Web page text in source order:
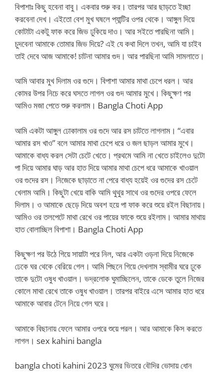
বিপাশাঃ কিছু হবেনা বাবু। একবার শুরু কর। তারপর আর ছাড়তে ইচ্ছা
করবেনা দেখ। এইতো বেশ মুখ ঘষলে প্যান্টির ওপর থেকে। আঙ্গুল দিয়ে
কোটাটা একটু ফাক করে জিভ ঢুকিয়ে দাও। আর সইতে পারছিনা আমি।
চুদবেনা আমাকে তোমার জিভ দিয়ে? এই যে কথা দিলে তখন, আমি যা চাইব
তাই দেবে আজ আমাকে! চাটনা আমার গুদ। আর পারছিনা আমি সামলাতে।
আমি আবার মুখ দিলাম ওর গুদে। বিপাশা আমার মাথা চেপে ধরল। আর
কোমর উপর নিচে করে ঘসতে লাগল ওর গুদ আমার মুখে। কিছুক্ষণ পর
আমিও মজা পেতে শুরু করলাম। Bangla Choti App
আমি একটা আঙ্গুল ঢোকালাম ওর গুদে আর রস চাটতে লাগলাম। “এবার
আমার রস খাও” বলে আমার মাথা চেপে ধরে ও জল ছাড়ল আমার মুখে।
আমাকে বাধ্য করল সেটা চেটে খেতে। প্রথমে আমি না খেতে চাইলেও দুটো
পা দিয়ে আমার ঘাড় আর হাত দিয়ে আমার মাথা চেপে ধরে আমাকে খাওয়াল
ওর গুদের রস। নিজেকে ছাড়াতে না পেরে বাধ্য হয়েই ওর গুদের রস চেটে
খেলাম আমি। কিছুটা খেয়ে বাকি আমি থুথুর সাথে ওর গুদের ওপরে ফেলে
দিলাম। ও আমাকে ছেড়ে দিয়ে অবশ হয়ে পা ফাক করে শুয়ে রইল বিছানায়।
আমিও ওর তলপেটে মাথা রেখে ওর পায়ের ফাকে শুয়ে রইলাম। আমার মাথায়
হাত বোলাচ্ছিল বিপাশা। Bangla Choti App
কিছুক্ষণ পর উঠে গিয়ে সায়াটা পরে নিল, আর একটা ওড়না দিয়ে নিজেকে
ঢেকে ঘর থেকে বেরিয়ে গেল। আমি পিছনে গিয়ে দেখলাম স্বামীর ঘরে ঢুকে
তাকে দুটো ওষুধ খাওয়াল। ভদ্রলোক ঘুমাচ্ছিলেন, তাকে ডেকে তুলে নিজের
কোলে মাথা রেখে তাকে ওষুধ খাওয়াল। তারপর বাইরে এসে আমার হাত ধরে
আমাকে আবার টেনে নিয়ে গেল ঘরে।
আমাকে বিছানায় ফেলে আমার ওপরে শুয়ে পরল। আর আমাকে কিস করতে
লাগল। sex kahini bangla
bangla choti kahini 2023 ঘুমের ভিতরে বৌদির ভোদায় ধোন